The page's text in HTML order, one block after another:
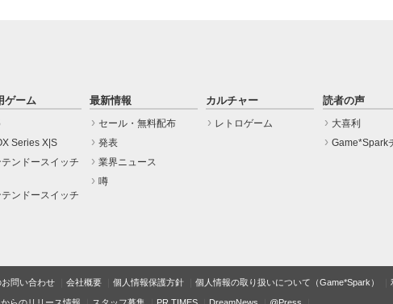
ゲーム
Series X|S
テンドースイッチ
テンドースイッチ
最新情報
セール・無料配布
発表
業界ニュース
噂
カルチャー
レトロゲーム
読者の声
大喜利
Game*Spark
問い合わせ 会社概要 個人情報保護方針 個人情報の取り扱いについて（Game*Spark）